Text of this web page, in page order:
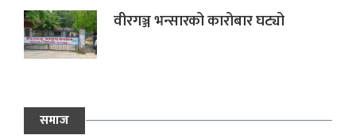
वीरगञ्ज भन्सारको कारोबार घट्यो
समाज